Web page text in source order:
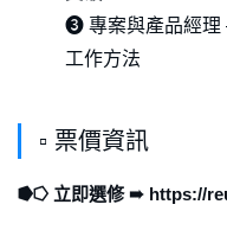
❸ 專案與產品經理
工作方法
▫ 票價資訊
⭓⭔ 立即選修 ➠ https://